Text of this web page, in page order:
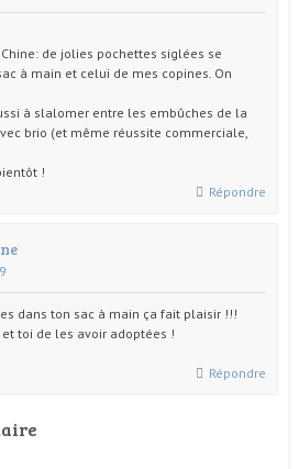
de jolies pochettes siglées se
à main et celui de mes copines. On
à slalomer entre les embûches de la
brio (et même réussite commerciale,
!
Répondre
dans ton sac à main ça fait plaisir !!!
toi de les avoir adoptées !
Répondre